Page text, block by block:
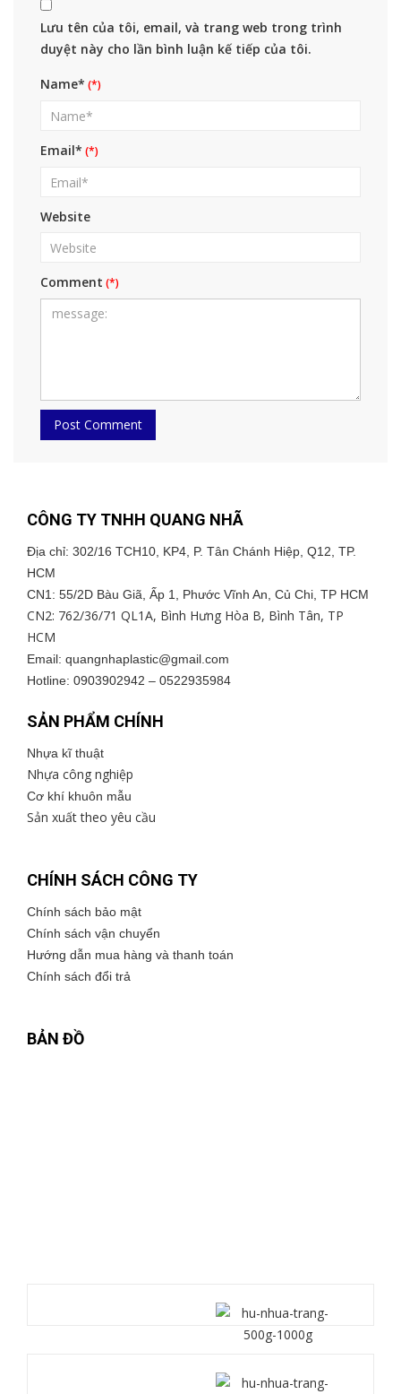
Lưu tên của tôi, email, và trang web trong trình
duyệt này cho lần bình luận kế tiếp của tôi.
Name*
Email*
Website
Comment
CÔNG TY TNHH QUANG NHÃ
Địa chỉ: 302/16 TCH10, KP4, P. Tân Chánh Hiệp, Q12, TP.
HCM
CN1: 55/2D Bàu Giã, Ấp 1, Phước Vĩnh An, Củ Chi, TP HCM
CN2: 762/36/71 QL1A, Bình Hưng Hòa B, Bình Tân, TP
HCM
Email: quangnhaplastic@gmail.com
Hotline: 0903902942 – 0522935984
SẢN PHẨM CHÍNH
Nhựa kĩ thuật
Nhựa công nghiệp
Cơ khí khuôn mẫu
Sản xuất theo yêu cầu
CHÍNH SÁCH CÔNG TY
Chính sách bảo mật
Chính sách vận chuyển
Hướng dẫn mua hàng và thanh toán
Chính sách đổi trả
BẢN ĐỒ